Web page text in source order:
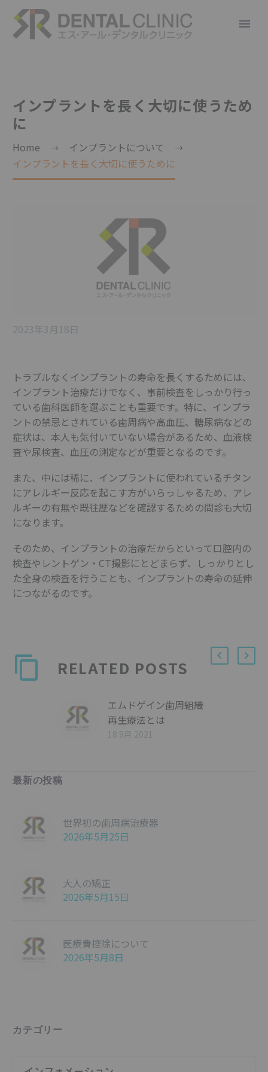
インプラントを長く大切に使うため
に
Home
インプラントについて
インプラントを長く大切に使うために
2023年3月18日
トラブルなくインプラントの寿命を長くするためには、
インプラント治療だけでなく、事前検査をしっかり行っ
ている歯科医師を選ぶことも重要です。特に、インプラ
ントの禁忌とされている歯周病や高血圧、糖尿病などの
症状は、本人も気付いていない場合があるため、血液検
査や尿検査、血圧の測定などが重要となるのです。
また、中には稀に、インプラントに使われているチタン
にアレルギー反応を起こす方がいらっしゃるため、アレ
ルギーの有無や既往歴などを確認するための問診も大切
になります。
そのため、インプラントの治療だからといって口腔内の
検査やレントゲン・CT撮影にとどまらず、しっかりとし
た全身の検査を行うことも、インプラントの寿命の延伸
につながるのです。
RELATED POSTS
エムドゲイン歯周組織
再生療法とは
18 9月 2021
最新の投稿
世界初の歯周病治療器
2026年5月25日
大人の矯正
2026年5月15日
医療費控除について
2026年5月8日
カテゴリー